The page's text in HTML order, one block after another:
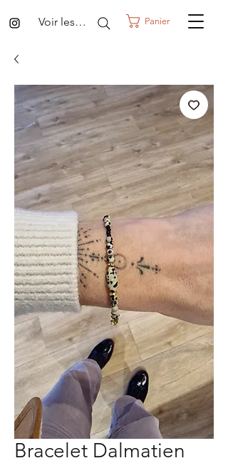
Panier
Voir les points
Bracelet Dalmatien